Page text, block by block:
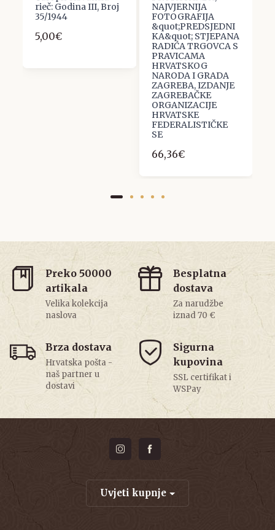
rieč: Godina III, Broj
35/1944
5,00€
NAJVJERNIJA
FOTOGRAFIJA
&quot;PREDSJEDNI
KA&quot; STJEPANA
RADIĆA TRGOVCA S
PRAVICAMA
HRVATSKOG
NARODA I GRADA
ZAGREBA, IZDANJE
ZAGREBAČKE
ORGANIZACIJE
HRVATSKE
FEDERALISTIČKE
SE
66,36€
Preko 50000
artikala
Velika kolekcija
naslova
Besplatna
dostava
Za narudžbe
iznad 70 €
Brza dostava
Hrvatska pošta -
naš partner u
dostavi
Sigurna
kupovina
SSL certifikat i
WSPay
Uvjeti kupnje